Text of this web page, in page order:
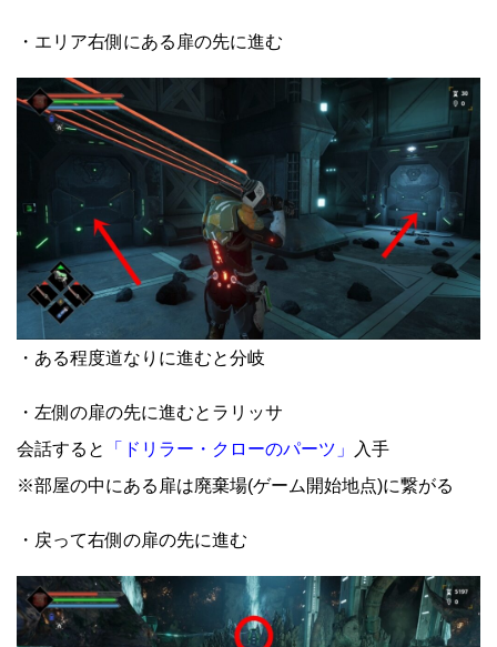
・エリア右側にある扉の先に進む
・ある程度道なりに進むと分岐
・左側の扉の先に進むとラリッサ
会話すると
「ドリラー・クローのパーツ」
入手
※部屋の中にある扉は廃棄場(ゲーム開始地点)に繋がる
・戻って右側の扉の先に進む